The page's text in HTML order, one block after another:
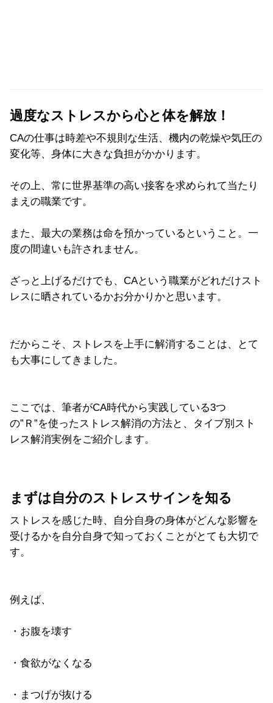
過度なストレスから心と体を解放！
CAの仕事は時差や不規則な生活、機内の乾燥や気圧の
変化等、身体に大きな負担がかかります。
その上、常に世界基準の高い接客を求められて当たり
まえの職業です。
また、最大の業務は命を預かっているということ。一
度の間違いも許されません。
ざっと上げるだけでも、CAという職業がどれだけスト
レスに晒されているかお分かりかと思います。
だからこそ、ストレスを上手に解消することは、とて
も大事にしてきました。
ここでは、筆者がCA時代から実践している3つ
の”Ｒ”を使ったストレス解消の方法と、タイプ別スト
レス解消実例をご紹介します。
まずは自分のストレスサインを知る
ストレスを感じた時、自分自身の身体がどんな影響を
受けるかを自分自身で知っておくことがとても大切で
す。
例えば、
・お腹を壊す
・食欲がなくなる
・まつげが抜ける